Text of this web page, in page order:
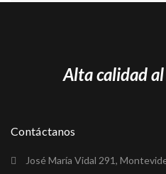
Alta calidad
Contáctanos
José María Vidal 291,